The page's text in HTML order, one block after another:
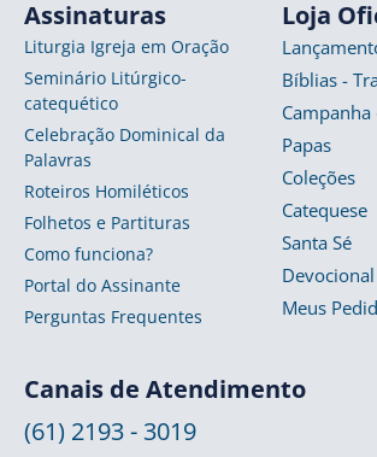
Assinaturas
Liturgia Igreja em Oração
Seminário Litúrgico-
catequético
Celebração Dominical da
Palavras
Roteiros Homiléticos
Folhetos e Partituras
Como funciona?
Portal do Assinante
Perguntas Frequentes
Loja
Bíblias -
Papas
Coleções
Catequese
Santa Sé
Devocional
Meus
Canais de Atendimento
(61) 2193 - 3019